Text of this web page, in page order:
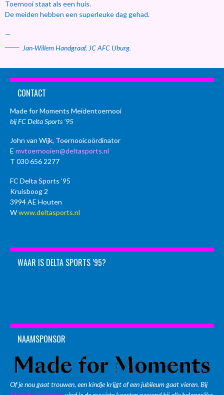
Toernooi staat als een huis.
De meiden hebben een superleuke dag gehad.
—
Jan-Willem Handgraaf, JC AFC IJburg.
CONTACT
Made for Moments Meidentoernooi
bij FC Delta Sports ’95
John van Wijk, Toernooicoördinator
E mvtoernooien@deltasports.nl
T 030 656 2277
FC Delta Sports ’95
Kruisboog 2
3994 AE Houten
Wwww.deltasports.nl
WAAR IS DELTA SPORTS ’95?
NAAMSPONSOR
Of je nou gaat trouwen, een kindje krijgt of een jubileum gaat vieren. Bij